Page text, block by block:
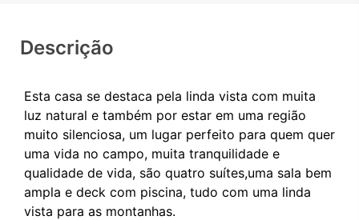
Descrição
Esta casa se destaca pela linda vista com muita
luz natural e também por estar em uma região
muito silenciosa, um lugar perfeito para quem quer
uma vida no campo, muita tranquilidade e
qualidade de vida, são quatro suítes,uma sala bem
ampla e deck com piscina, tudo com uma linda